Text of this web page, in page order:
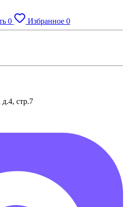
0 Избранное 0
стр.7